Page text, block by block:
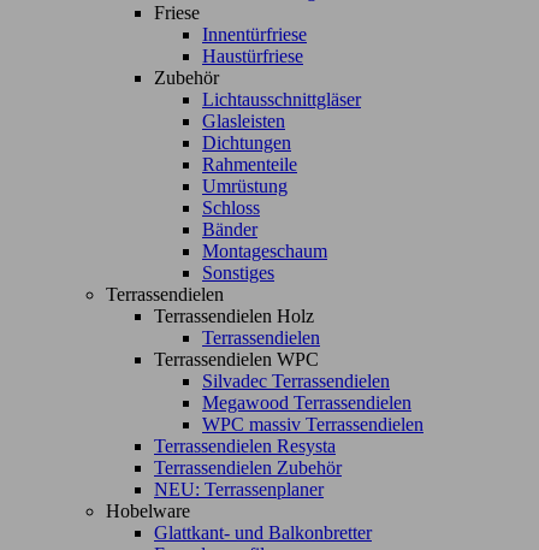
Friese
Innentürfriese
Haustürfriese
Zubehör
Lichtausschnittgläser
Glasleisten
Dichtungen
Rahmenteile
Umrüstung
Schloss
Bänder
Montageschaum
Sonstiges
Terrassendielen
Terrassendielen Holz
Terrassendielen
Terrassendielen WPC
Silvadec Terrassendielen
Megawood Terrassendielen
WPC massiv Terrassendielen
Terrassendielen Resysta
Terrassendielen Zubehör
NEU: Terrassenplaner
Hobelware
Glattkant- und Balkonbretter